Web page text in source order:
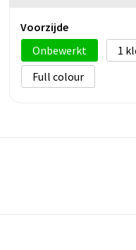
Voorzijde
Onbewerkt
1
Full colour